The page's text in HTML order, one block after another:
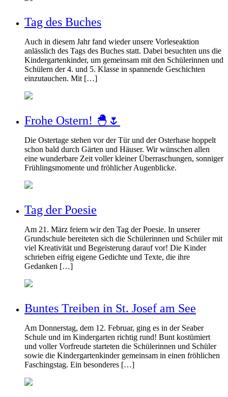
Tag des Buches
Auch in diesem Jahr fand wieder unsere Vorleseaktion
anlässlich des Tags des Buches statt. Dabei besuchten uns die
Kindergartenkinder, um gemeinsam mit den Schülerinnen und
Schülern der 4. und 5. Klasse in spannende Geschichten
einzutauchen. Mit […]
Frohe Ostern! 🐣🌷
Die Ostertage stehen vor der Tür und der Osterhase hoppelt
schon bald durch Gärten und Häuser. Wir wünschen allen
eine wunderbare Zeit voller kleiner Überraschungen, sonniger
Frühlingsmomente und fröhlicher Augenblicke.
Tag der Poesie
Am 21. März feiern wir den Tag der Poesie. In unserer
Grundschule bereiteten sich die Schülerinnen und Schüler mit
viel Kreativität und Begeisterung darauf vor! Die Kinder
schrieben eifrig eigene Gedichte und Texte, die ihre
Gedanken […]
Buntes Treiben in St. Josef am See
Am Donnerstag, dem 12. Februar, ging es in der Seaber
Schule und im Kindergarten richtig rund! Bunt kostümiert
und voller Vorfreude starteten die Schülerinnen und Schüler
sowie die Kindergartenkinder gemeinsam in einen fröhlichen
Faschingstag. Ein besonderes […]